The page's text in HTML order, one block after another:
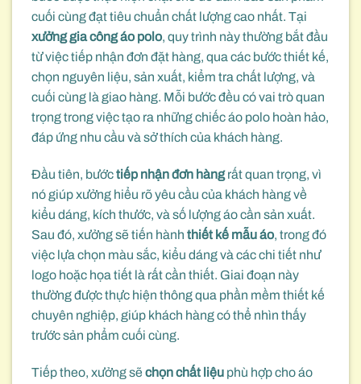
cuối cùng đạt tiêu chuẩn chất lượng cao nhất. Tại
xưởng gia công áo polo, quy trình này thường bắt đầu
từ việc tiếp nhận đơn đặt hàng, qua các bước thiết kế,
chọn nguyên liệu, sản xuất, kiểm tra chất lượng, và
cuối cùng là giao hàng. Mỗi bước đều có vai trò quan
trọng trong việc tạo ra những chiếc áo polo hoàn hảo,
đáp ứng nhu cầu và sở thích của khách hàng.
Đầu tiên, bướctiếp nhận đơn hàngrất quan trọng, vì
nó giúp xưởng hiểu rõ yêu cầu của khách hàng về
kiểu dáng, kích thước, và số lượng áo cần sản xuất.
Sau đó, xưởng sẽ tiến hành thiết kế mẫu áo, trong đó
việc lựa chọn màu sắc, kiểu dáng và các chi tiết như
logo hoặc họa tiết là rất cần thiết. Giai đoạn này
thường được thực hiện thông qua phần mềm thiết kế
chuyên nghiệp, giúp khách hàng có thể nhìn thấy
trước sản phẩm cuối cùng.
Tiếp theo, xưởng sẽ chọn chất liệu phù hợp cho áo